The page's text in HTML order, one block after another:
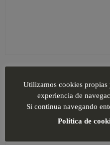
Correo electrónico*
Utilizamos cookies propias
experiencia de
Si continua navegando
Política de